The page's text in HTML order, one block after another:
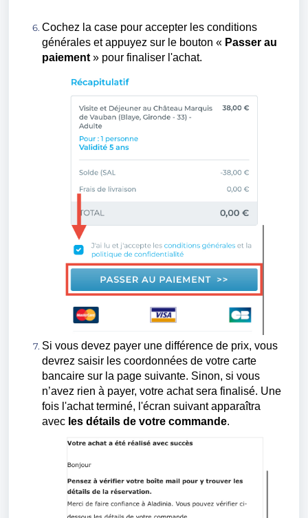
Cochez la case pour accepter les conditions
générales et appuyez sur le bouton « Passer au
paiement » pour finaliser l'achat.
Si vous devez payer une différence de prix, vous
devrez saisir les coordonnées de votre carte
bancaire sur la page suivante. Sinon, si vous
n’avez rien à payer, votre achat sera finalisé. Une
fois l'achat terminé, l'écran suivant apparaîtra
avec es détails de votre commande.